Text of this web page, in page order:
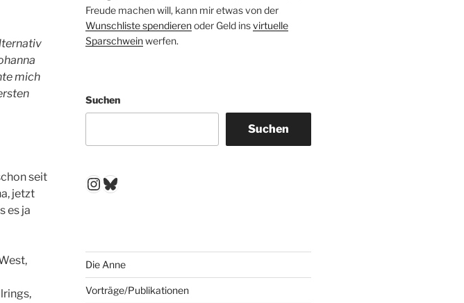
mich
seit
jetzt
es ja
Freude machen will, kann mir etwas von der
Wunschliste spendierenoder Geld insvirtuelle
Sparschweinwerfen.
Suchen
Suchen
Instagram
Bluesky
Die Anne
Vorträge/Publikationen